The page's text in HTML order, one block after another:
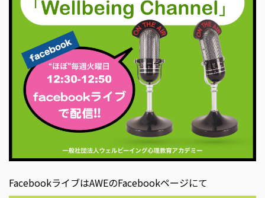
FacebookライブはAWEのFacebookページにて